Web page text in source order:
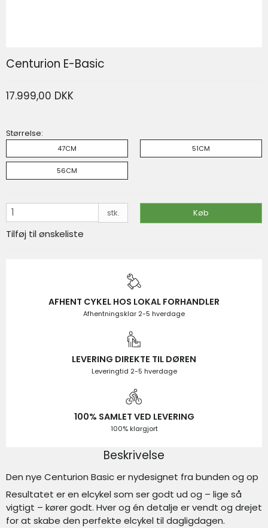
Stykpris v/ 20 stk. 133,73 DKK
På lager
VIS PRODUKT KØB
Centurion E-Basic
17.999,00 DKK
Størrelse:
47CM 51CM
56CM
stk. Køb
Tilføj til ønskeliste
AFHENT CYKEL HOS LOKAL FORHANDLER
Afhentningsklar 2-5 hverdage
LEVERING DIREKTE TIL DØREN
Leveringtid 2-5 hverdage
100% SAMLET VED LEVERING
100% klargjort
Beskrivelse
Den nye Centurion Basic er nydesignet fra bunden og op
Resultatet er en elcykel som ser godt ud og – lige så
vigtigt – kører godt. Hver og én detalje er vendt og drejet
for at skabe den perfekte elcykel til dagligdagen.